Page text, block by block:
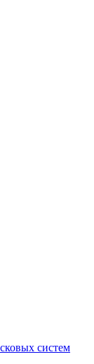
систем